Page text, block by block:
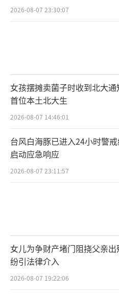
2026-08-07 23:30:07
女孩摆摊卖菌子时收到北大
首位本土北大生
2026-08-07 14:46:01
台风白海豚已进入24小时警
启动应急响应
2026-08-07 23:11:57
女儿为争财产堵门阻挠父亲出
纷引法律介入
2026-08-07 19:22:06